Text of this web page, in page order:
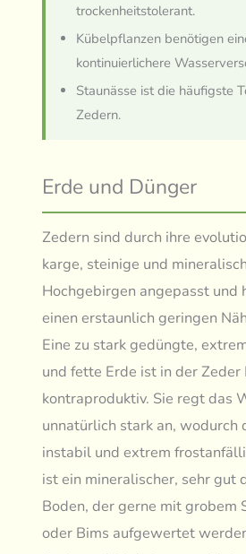
trockenheitstolerant.
Kübelpflanzen benötigen
kontinuierlichere
Staunässe ist die häufigste
Zedern.
Erde und Dünger
Zedern sind durch ihre
karge, steinige und
Hochgebirgen angepasst und
einen erstaunlich geringen
Eine zu stark gedüngte,
und fette Erde ist in der
kontraproduktiv. Sie regt das
unnatürlich stark an, wodurch
instabil und extrem
ist ein mineralischer, sehr gut
Boden, der gerne mit grobem
oder Bims aufgewertet